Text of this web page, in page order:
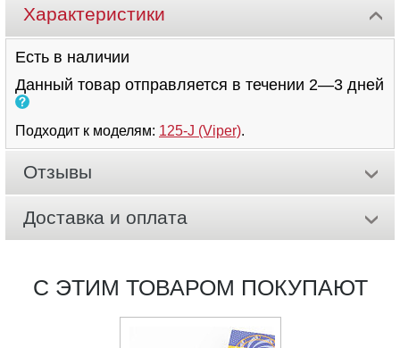
Характеристики
Есть в наличии
Данный товар отправляется в течении 2—3 дней
Подходит к моделям: 125-J (Viper).
Отзывы
Доставка и оплата
С ЭТИМ ТОВАРОМ ПОКУПАЮТ